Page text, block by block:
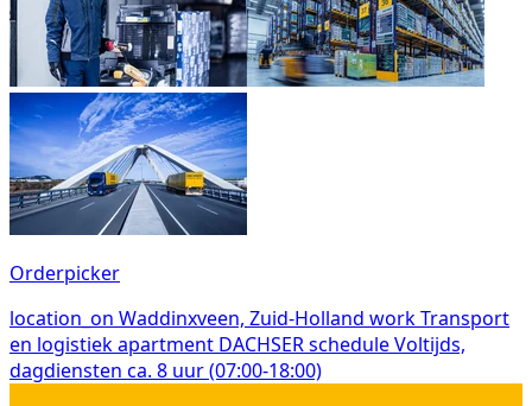
Orderpicker
location_on Waddinxveen, Zuid-Holland workTransport
en logistiekapartment DACHSERscheduleVoltijds,
dagdiensten ca. 8 uur (07:00-18:00)